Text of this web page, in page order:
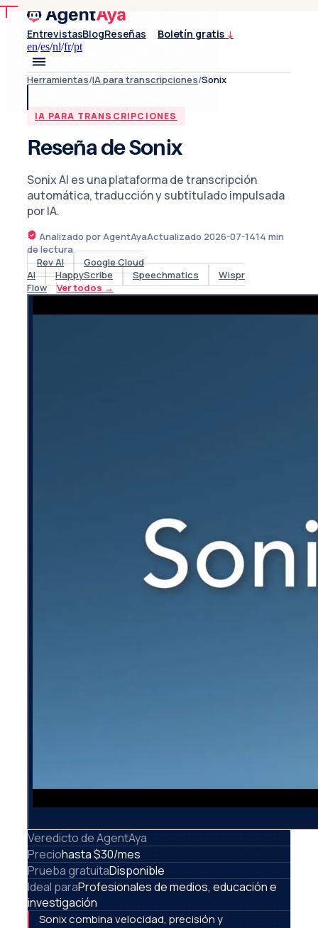
EntrevistasBlogReseñas Boletín gratis ↓
en/es/nl/fr/pt
Herramientas/IA para transcripciones/Sonix
IA PARA TRANSCRIPCIONES
Reseña de Sonix
Sonix AI es una plataforma de transcripción
automática, traducción y subtitulado impulsada
por IA.
Analizado por AgentAyaActualizado 2026-07-1414 min
de lectura
Rev AI
Google Cloud
AI
HappyScribe Speechmatics
Wispr
Flow
Ver todos→
Veredicto de AgentAya
Preciohasta $30/mes
Prueba gratuitaDisponible
Ideal paraProfesionales de medios, educación e
investigación
Sonix combina velocidad, precisión y